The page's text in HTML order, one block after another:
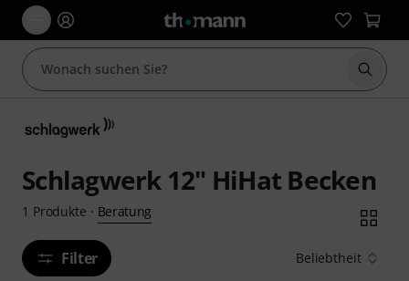
Suche
Schlagwerk 12" HiHat Becken
1 Produkte · Beratung
Filter Beliebtheit